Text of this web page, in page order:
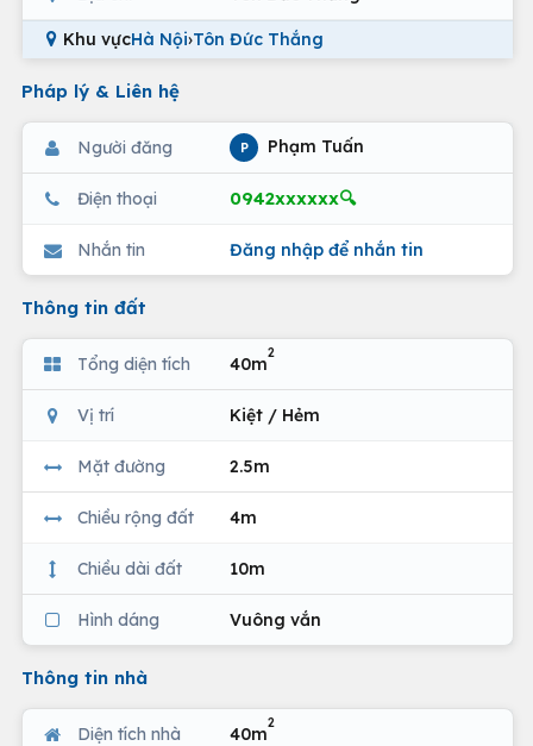
Khu vựcHà Nội›Tôn Đức Thắng
Pháp lý & Liên hệ
Người đăng P Phạm Tuấn
Điện thoại 0942xxxxxx🔍
Nhắn tin Đăng nhập để nhắn tin
Thông tin đất
Tổng diện tích 40m
2
Vị trí Kiệt / Hẻm
Mặt đường 2.5m
Chiều rộng đất 4m
Chiều dài đất 10m
Hình dáng Vuông vắn
Thông tin nhà
Diện tích nhà 40m
2